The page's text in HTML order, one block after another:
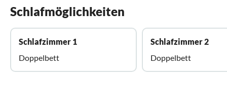
Schlafmöglichkeiten
Schlafzimmer 1
Doppelbett
Schlafzimmer 2
Doppelbett